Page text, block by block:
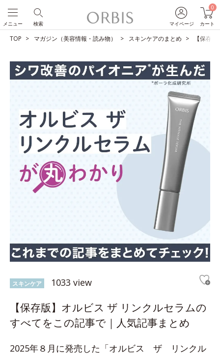
マイページ
0
カート
検索
メニュー
TOP マガジン（美容情報・読み物） スキンケアのまとめ 【保存
スキンケア 1033 view
【保存版】オルビス ザ リンクルセラムの
すべてをこの記事で｜人気記事まとめ
2025年８月に発売した「オルビス ザ リンクル